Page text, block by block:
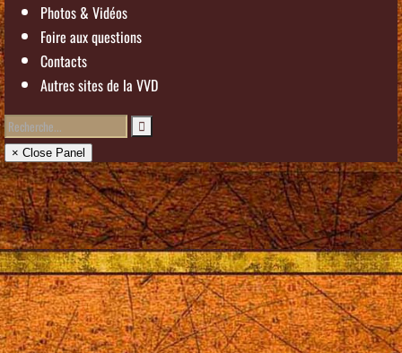
Photos & Vidéos
Foire aux questions
Contacts
Autres sites de la VVD
× Close Panel